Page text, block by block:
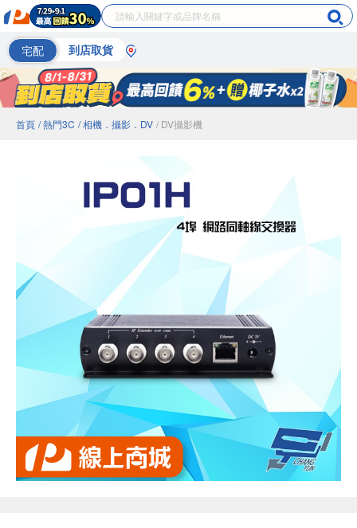
宅配 到店取貨
首頁 / 熱門3C / 相機．攝影．DV / DV攝影機